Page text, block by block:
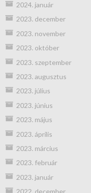
2024. január
2023. december
2023. november
2023. október
2023. szeptember
2023. augusztus
2023. július
2023. június
2023. május
2023. április
2023. március
2023. február
2023. január